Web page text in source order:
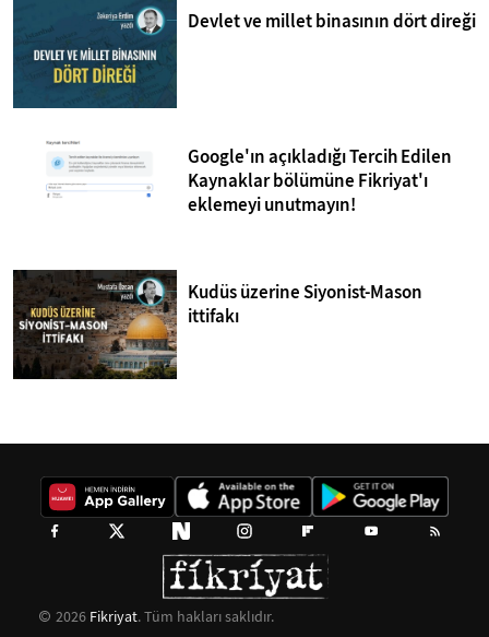
Devlet ve millet binasının dört direği
Google'ın açıkladığı Tercih Edilen
Kaynaklar bölümüne Fikriyat'ı
eklemeyi unutmayın!
Kudüs üzerine Siyonist-Mason
ittifakı
2026 Fikriyat. Tüm hakları saklıdır.